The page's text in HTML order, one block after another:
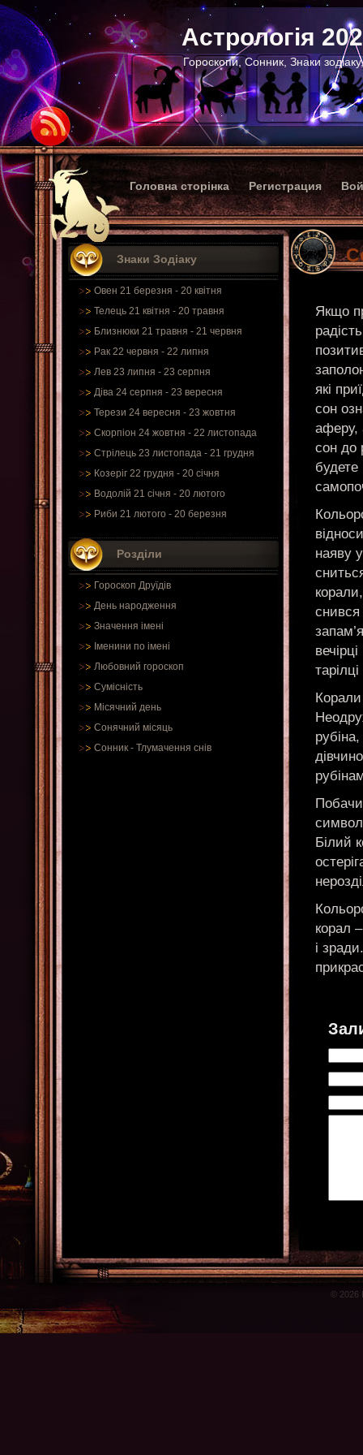
Астрологія
Гороскопи, Сонник, Знаки
Головна сторінка Регистрация
Знаки Зодіаку
Овен 21 березня - 20 квітня
Телець 21 квітня - 20 травня
Близнюки 21 травня - 21 червня
Рак 22 червня - 22 липня
Лев 23 липня - 23 серпня
Діва 24 серпня - 23 вересня
Терези 24 вересня - 23 жовтня
Скорпіон 24 жовтня - 22 листопада
Стрілець 23 листопада - 21 грудня
Козеріг 22 грудня - 20 січня
Водолій 21 січня - 20 лютого
Риби 21 лютого - 20 березня
Розділи
Гороскоп Друїдів
День народження
Значення імені
Іменини по імені
Любовний гороскоп
Сумісність
Місячний день
Сонячний місяць
Сонник - Тлумачення снів
Якщо
які
сон
аферу,
сон до
будете
наяву
снився
Білий
корал
і
© 2026